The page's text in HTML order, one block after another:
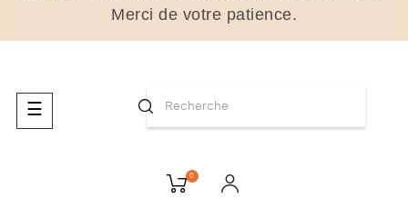
Merci de votre patience.
Basculer
la
☰
0